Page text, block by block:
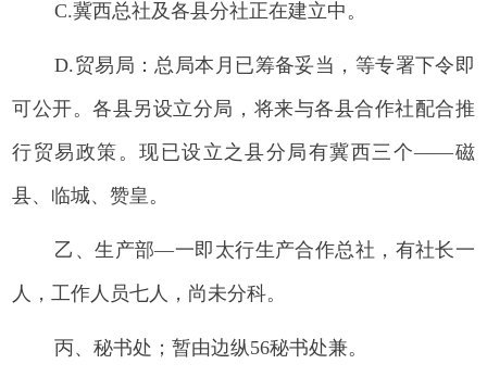
C.冀西总社及各县分社正在建立中。
D.贸易局：总局本月已筹备妥当，等专署下令即
可公开。各县另设立分局，将来与各县合作社配合推
行贸易政策。现已设立之县分局有冀西三个——磁
县、临城、赞皇。
乙、生产部—一即太行生产合作总社，有社长一
人，工作人员七人，尚未分科。
丙、秘书处；暂由边纵56秘书处兼。